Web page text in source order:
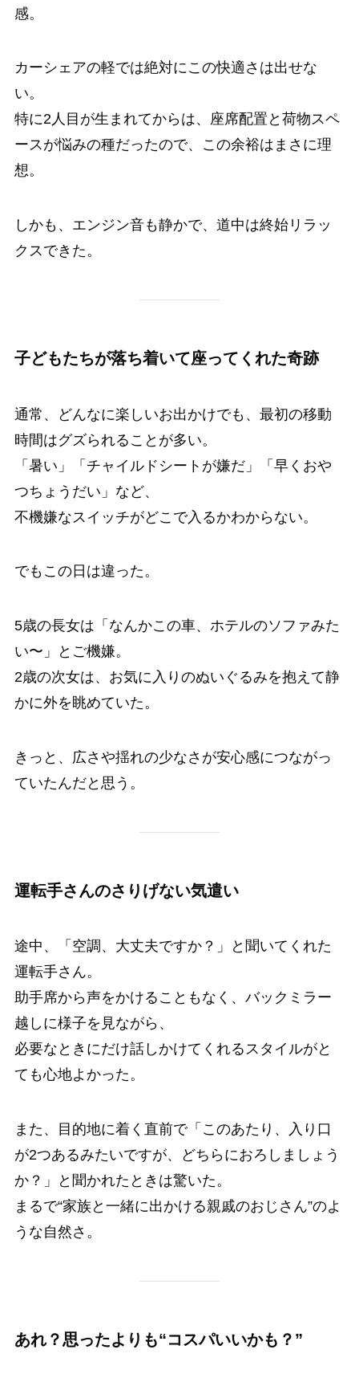
感。
カーシェアの軽では絶対にこの快適さは出せな
い。
特に2人目が生まれてからは、座席配置と荷物スペ
ースが悩みの種だったので、この余裕はまさに理
想。
しかも、エンジン音も静かで、道中は終始リラッ
クスできた。
子どもたちが落ち着いて座ってくれた奇跡
通常、どんなに楽しいお出かけでも、最初の移動
時間はグズられることが多い。
「暑い」「チャイルドシートが嫌だ」「早くおや
つちょうだい」など、
不機嫌なスイッチがどこで入るかわからない。
でもこの日は違った。
5歳の長女は「なんかこの車、ホテルのソファみた
い〜」とご機嫌。
2歳の次女は、お気に入りのぬいぐるみを抱えて静
かに外を眺めていた。
きっと、広さや揺れの少なさが安心感につながっ
ていたんだと思う。
運転手さんのさりげない気遣い
途中、「空調、大丈夫ですか？」と聞いてくれた
運転手さん。
助手席から声をかけることもなく、バックミラー
越しに様子を見ながら、
必要なときにだけ話しかけてくれるスタイルがと
ても心地よかった。
また、目的地に着く直前で「このあたり、入り口
が2つあるみたいですが、どちらにおろしましょう
か？」と聞かれたときは驚いた。
まるで“家族と一緒に出かける親戚のおじさん”のよ
うな自然さ。
あれ？思ったよりも“コスパいいかも？”